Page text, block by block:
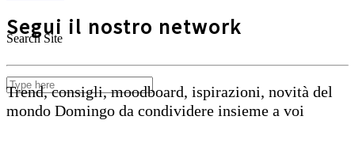
Search Site
Segui il nostro network
Trend, consigli, moodboard, ispirazioni, novità del
mondo Domingo da condividere insieme a voi